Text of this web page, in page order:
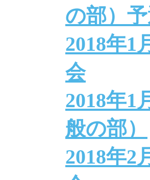
の部）
2018年
会
2018年
般の部）
2018年